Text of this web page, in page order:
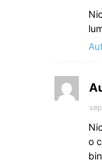
o